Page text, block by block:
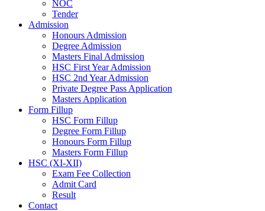
NOC
Tender
Admission
Honours Admission
Degree Admission
Masters Final Admission
HSC First Year Admission
HSC 2nd Year Admission
Private Degree Pass Application
Masters Application
Form Fillup
HSC Form Fillup
Degree Form Fillup
Honours Form Fillup
Masters Form Fillup
HSC (XI-XII)
Exam Fee Collection
Admit Card
Result
Contact